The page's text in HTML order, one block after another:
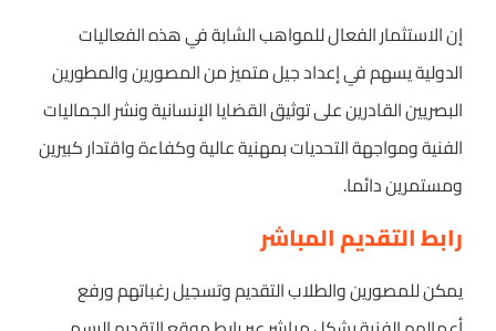
إن الاستثمار الفعال للمواهب الشابة في هذه الفعاليات
الدولية يسهم في إعداد جيل متميز من المصورين والمطورين
البصريين القادرين على توثيق القضايا الإنسانية ونشر الجماليات
الفنية ومواجهة التحديات بمهنية عالية وكفاءة واقتدار كبيرين
ومستمرين دائما.
رابط التقديم المباشر
يمكن للمصورين والطلاب التقديم وتسجيل رغباتهم ورفع